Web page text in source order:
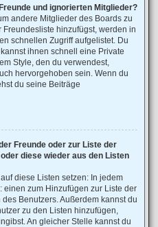
und ignorierten Mitglieder?
andere Mitglieder des Boards zu
hinzufügst, werden in
schnellen Zugriff aufgelistet. Du
ihnen schnell eine Private
Style, den du verwendest,
hervorgehoben sein. Wenn du
du seine Beiträge
Freunde oder zur Liste der
diese wieder aus den Listen
diese Listen setzen: In jedem
einen zum Hinzufügen zur Liste der
Benutzers. Außerdem kannst du
zu den Listen hinzufügen,
An gleicher Stelle kannst du